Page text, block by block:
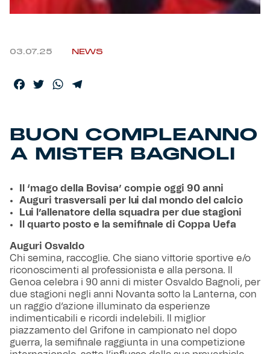
Party
Outlet
Caffè Boasi x Genoa
Isolani x Genoa
Fortissimo batte il mio cuor
03.07.25 NEWS
Facebook
TwitterWhatsApp
BUON COMPLEANNO
A MISTER BAGNOLI
Il ‘mago della Bovisa’ compie oggi 90 anni
Auguri trasversali per lui dal mondo del calcio
Lui l’allenatore della squadra per due stagioni
Il quarto posto e la semifinale di Coppa Uefa
Auguri Osvaldo
Chi semina, raccoglie. Che siano vittorie sportive e/o
riconoscimenti al professionista e alla persona. Il
Genoa celebra i 90 anni di mister Osvaldo Bagnoli, per
due stagioni negli anni Novanta sotto la Lanterna, con
un raggio d’azione illuminato da esperienze
indimenticabili e ricordi indelebili. Il miglior
piazzamento del Grifone in campionato nel dopo
guerra, la semifinale raggiunta in una competizione